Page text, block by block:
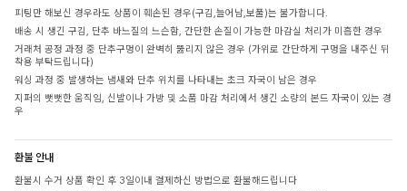
피팅만 해보신 경우라도 상품이 훼손된 경우(구김,늘어남,보풀)는 불가합니다.
배송 시 생긴 구김, 단추 바느질의 느슨함, 간단한 손질이 가능한 마감실 처리가 미흡한 경우
거래처 공정 과정 중 단추구멍이 완벽히 뚫리지 않은 경우 (가위로 간단하게 구멍을 내주신 뒤
착용 부탁드립니다)
워싱 과정 중 발생하는 냄새와 단추 위치를 나타내는 초크 자국이 남은 경우
지퍼의 뻣뻣한 움직임, 신발이나 가방 및 소품 마감 처리에서 생긴 소량의 본드 자국이 있는 경
우
환불 안내
환불시 수거 상품 확인 후 3일이내 결제하신 방법으로 환불해드립니다